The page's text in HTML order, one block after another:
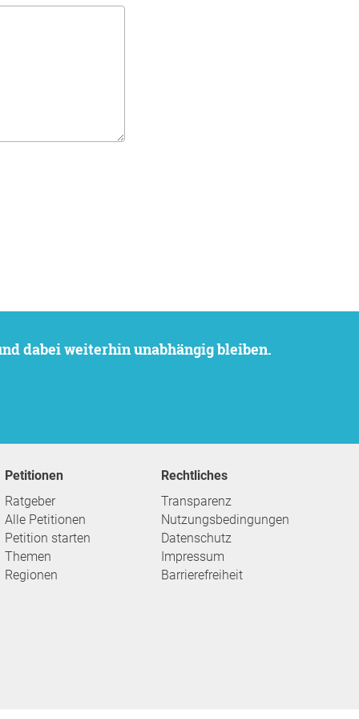
dabei weiterhin unabhängig bleiben.
Petitionen
Ratgeber
Alle Petitionen
Petition starten
Themen
Regionen
Rechtliches
Transparenz
Nutzungsbedingungen
Datenschutz
Impressum
Barrierefreiheit